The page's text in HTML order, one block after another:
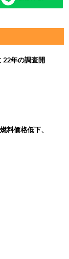
22年の調査開
料価格低下、